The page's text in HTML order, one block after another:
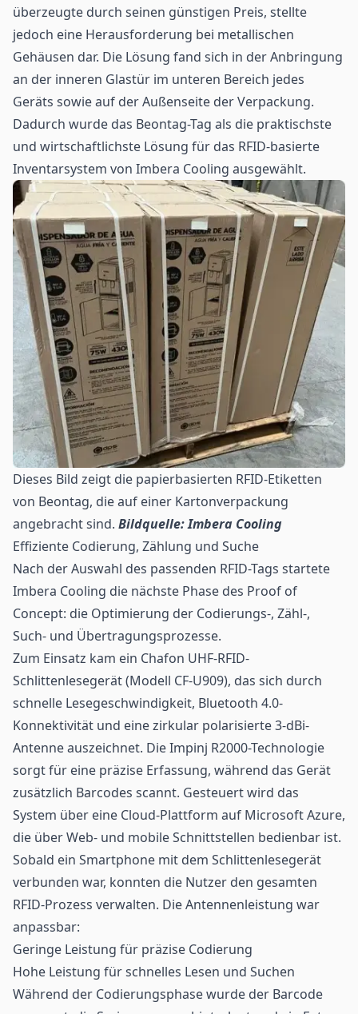
überzeugte durch seinen günstigen Preis, stellte
jedoch eine Herausforderung bei metallischen
Gehäusen dar. Die Lösung fand sich in der Anbringung
an der inneren Glastür im unteren Bereich jedes
Geräts sowie auf der Außenseite der Verpackung.
Dadurch wurde das Beontag-Tag als die praktischste
und wirtschaftlichste Lösung für das RFID-basierte
Inventarsystem von Imbera Cooling ausgewählt.
Dieses Bild zeigt die papierbasierten RFID-Etiketten
von Beontag, die auf einer Kartonverpackung
angebracht sind. Bildquelle: Imbera Cooling
Effiziente Codierung, Zählung und Suche
Nach der Auswahl des passenden RFID-Tags startete
Imbera Cooling die nächste Phase des Proof of
Concept: die Optimierung der Codierungs-, Zähl-,
Such- und Übertragungsprozesse.
Zum Einsatz kam ein Chafon UHF-RFID-
Schlittenlesegerät(Modell CF-U909), das sich durch
schnelle Lesegeschwindigkeit, Bluetooth 4.0-
Konnektivität und eine zirkular polarisierte 3-dBi-
Antenne auszeichnet. Die Impinj R2000-Technologie
sorgt für eine präzise Erfassung, während das Gerät
zusätzlich Barcodes scannt. Gesteuert wird das
System über eine Cloud-Plattform auf Microsoft Azure,
die über Web- und mobile Schnittstellen bedienbar ist.
Sobald ein Smartphone mit dem Schlittenlesegerät
verbunden war, konnten die Nutzer den gesamten
RFID-Prozess verwalten. Die Antennenleistung war
anpassbar:
Geringe Leistung für präzise Codierung
Hohe Leistung für schnelles Lesen und Suchen
Während der Codierungsphase wurde der Barcode